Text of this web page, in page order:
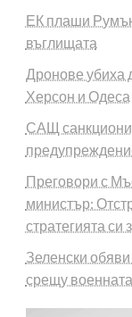
ЕК плаши
въглищата
Дронове убиха
Херсон и Одеса
САЩ
Преговори с
министър:
стратегията си
Зеленски
срещу